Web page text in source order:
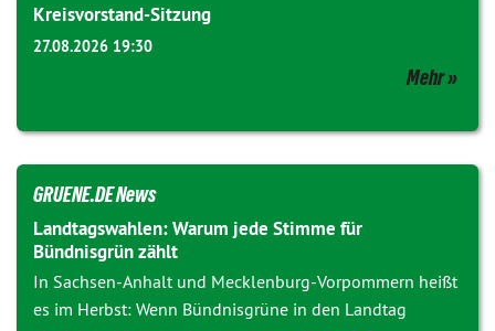
Kreisvorstand-Sitzung
27.08.2026 19:30
Mehr
GRUENE.DE News
Landtagswahlen: Warum jede Stimme für
Bündnisgrün zählt
In Sachsen-Anhalt und Mecklenburg-Vorpommern heißt
es im Herbst: Wenn Bündnisgrüne in den Landtag